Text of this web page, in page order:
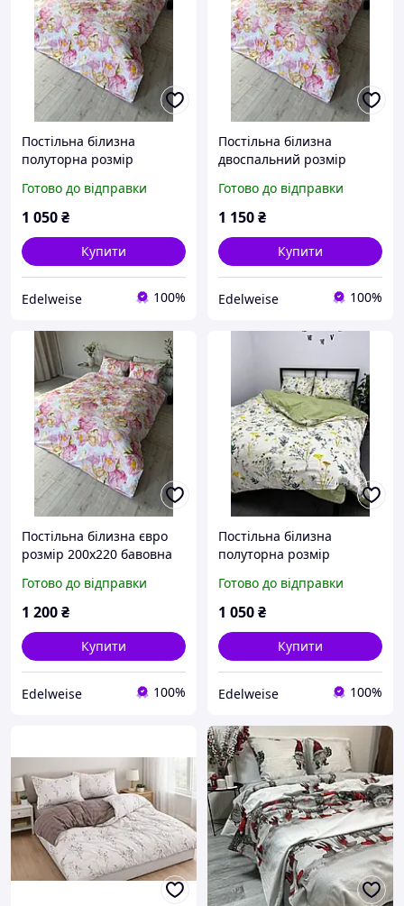
Постільна білизна
полуторна розмір
голд з малюнком квіти
колір білий з рожевим
Готово до відправки
1 050₴
Купити
Edelweise 100%
Постільна білизна
двоспальний розмір
голд з малюнком квіти
колір білий з рожевим
Готово до відправки
1 150₴
Купити
Edelweise 100%
Постільна білизна євро
розмір 200х220 бавовна
квіти колір білий з
рожевим комплект Півон
Готово до відправки
1 200₴
Купити
Edelweise 100%
Постільна білизна
полуторна розмір
голд з малюнком в
квіточку колір білий з
Польові Квіти
Готово до відправки
1 050₴
Купити
Edelweise 100%